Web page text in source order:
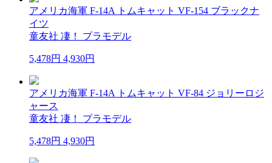
アメリカ海軍 F-14A トムキャット VF-154 ブラックナ
イツ
童友社 凄！ プラモデル
5,478円 4,930円
アメリカ海軍 F-14A トムキャット VF-84 ジョリーロジ
ャース
童友社 凄！ プラモデル
5,478円 4,930円